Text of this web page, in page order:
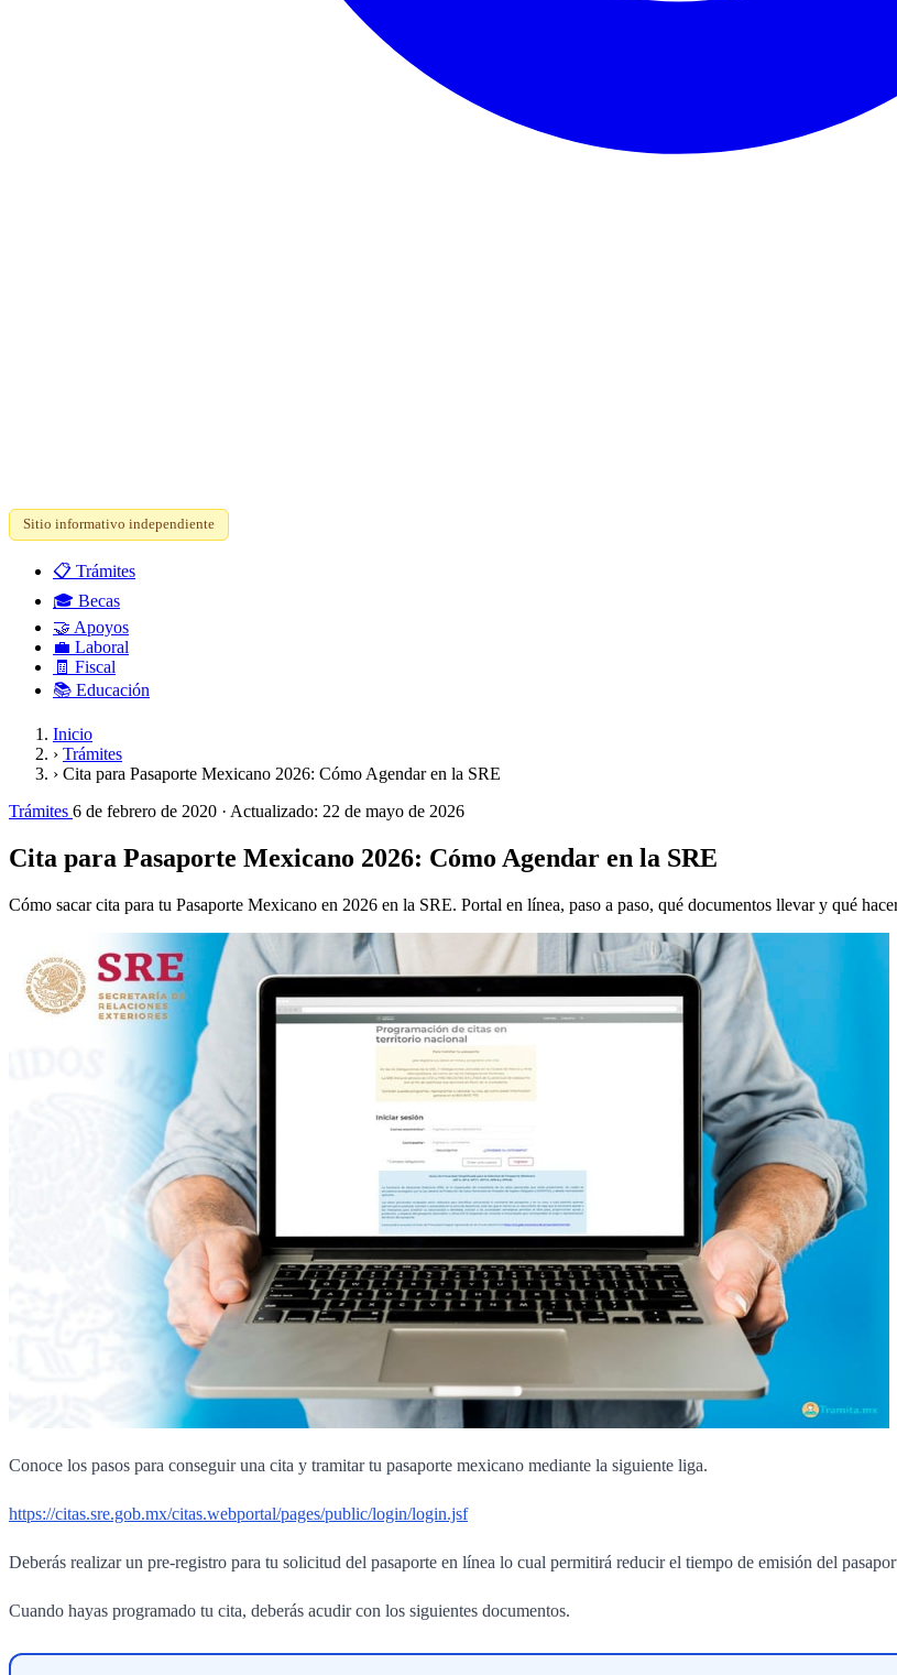
Sitio informativo independiente
📋 Trámites
🎓 Becas
🤝 Apoyos
💼 Laboral
🧾 Fiscal
📚 Educación
Inicio
› Trámites
› Cita para Pasaporte Mexicano 2026: Cómo Agendar en la SRE
Trámites 6 de febrero de 2020 · Actualizado: 22 de mayo de 2026
Cita para Pasaporte Mexicano 2026: Cómo Agendar en la SRE
Cómo sacar cita para tu Pasaporte Mexicano en 2026 en la SRE. Portal en línea, paso a paso, qué documentos llevar y qué
Conoce los pasos para conseguir una cita y tramitar tu pasaporte mexicano mediante la siguiente liga.
https://citas.sre.gob.mx/citas.webportal/pages/public/login/login.jsf
Deberás realizar un pre-registro para tu solicitud del pasaporte en línea lo cual permitirá reducir el tiempo de emisión del
Cuando hayas programado tu cita, deberás acudir con los siguientes documentos.